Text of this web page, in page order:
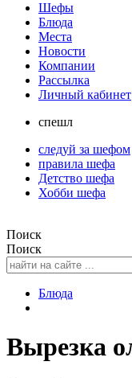
Шефы
Блюда
Места
Новости
Компании
Рассылка
Личный кабинет
спешл
следуй за шефом
правила шефа
Детство шефа
Хобби шефа
Поиск
Поиск
Блюда
Вырезка